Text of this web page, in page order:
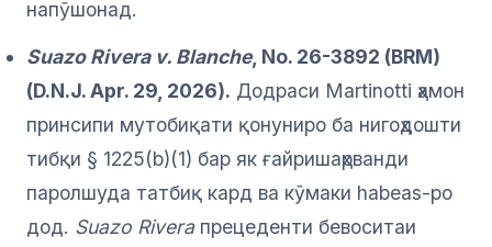
напӯшонад.
Suazo Rivera v. Blanche, No. 26-3892 (BRM)
(D.N.J. Apr. 29, 2026). Додраси Martinotti ҳамон
принсипи мутобиқати қонуниро ба нигоҳдошти
тибқи § 1225(b)(1) бар як ғайришаҳрванди
паролшуда татбиқ кард ва кӯмаки habeas-ро
дод. Suazo Riveraпрецеденти бевоситаи